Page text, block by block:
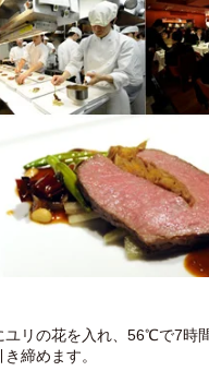
リの花を入れ、56℃で7時
締めます。